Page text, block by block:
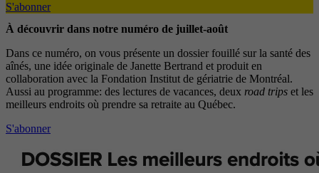
S'abonner
À découvrir dans notre numéro de juillet-août
Dans ce numéro, on vous présente un dossier fouillé sur la santé des
aînés, une idée originale de Janette Bertrand et produit en
collaboration avec la Fondation Institut de gériatrie de Montréal.
Aussi au programme: des lectures de vacances, deux road trips et les
meilleurs endroits où prendre sa retraite au Québec.
S'abonner